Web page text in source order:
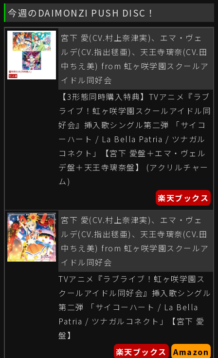
今週のDAIMONZI PUSH DISC！
宮下 愛(CV.村上奈津実)、エマ・ヴェ
ルデ(CV.指出毬亜)、天王寺璃奈(CV.田
中ちえ美) from 虹ヶ咲学園スクールア
イドル同好会
【3形態同時購入特典】TVアニメ『ラブ
ライブ！虹ヶ咲学園スクールアイドル同
好会』挿入歌シングル第二弾 「サイコ
ーハート / La Bella Patria / ツナガル
コネクト」【宮下 愛盤＋エマ・ヴェル
デ盤＋天王寺璃奈盤】 (アクリルチャー
ム)
楽天ブックス
宮下 愛(CV.村上奈津実)、エマ・ヴェ
ルデ(CV.指出毬亜)、天王寺璃奈(CV.田
中ちえ美) from 虹ヶ咲学園スクールア
イドル同好会
TVアニメ『ラブライブ！虹ヶ咲学園ス
クールアイドル同好会』挿入歌シングル
第二弾 「サイコーハート / La Bella
Patria / ツナガルコネクト」【宮下 愛
盤】
楽天ブックス
Amazon